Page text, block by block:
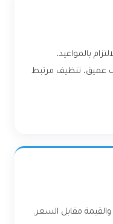
بالمواعيد،
عميق، تنظيف مرتبط
والقيمة مقابل السعر.